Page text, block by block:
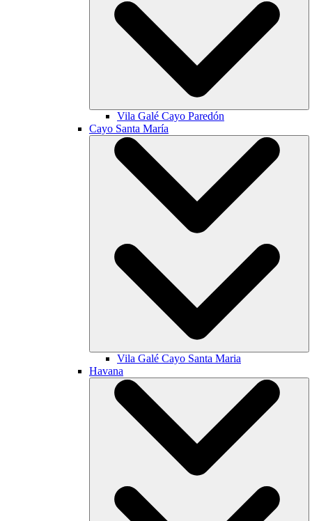
Vila Galé Cayo Paredón
Cayo Santa María
Vila Galé Cayo Santa Maria
Havana